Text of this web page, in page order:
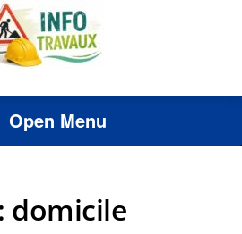
Open Menu
domicile